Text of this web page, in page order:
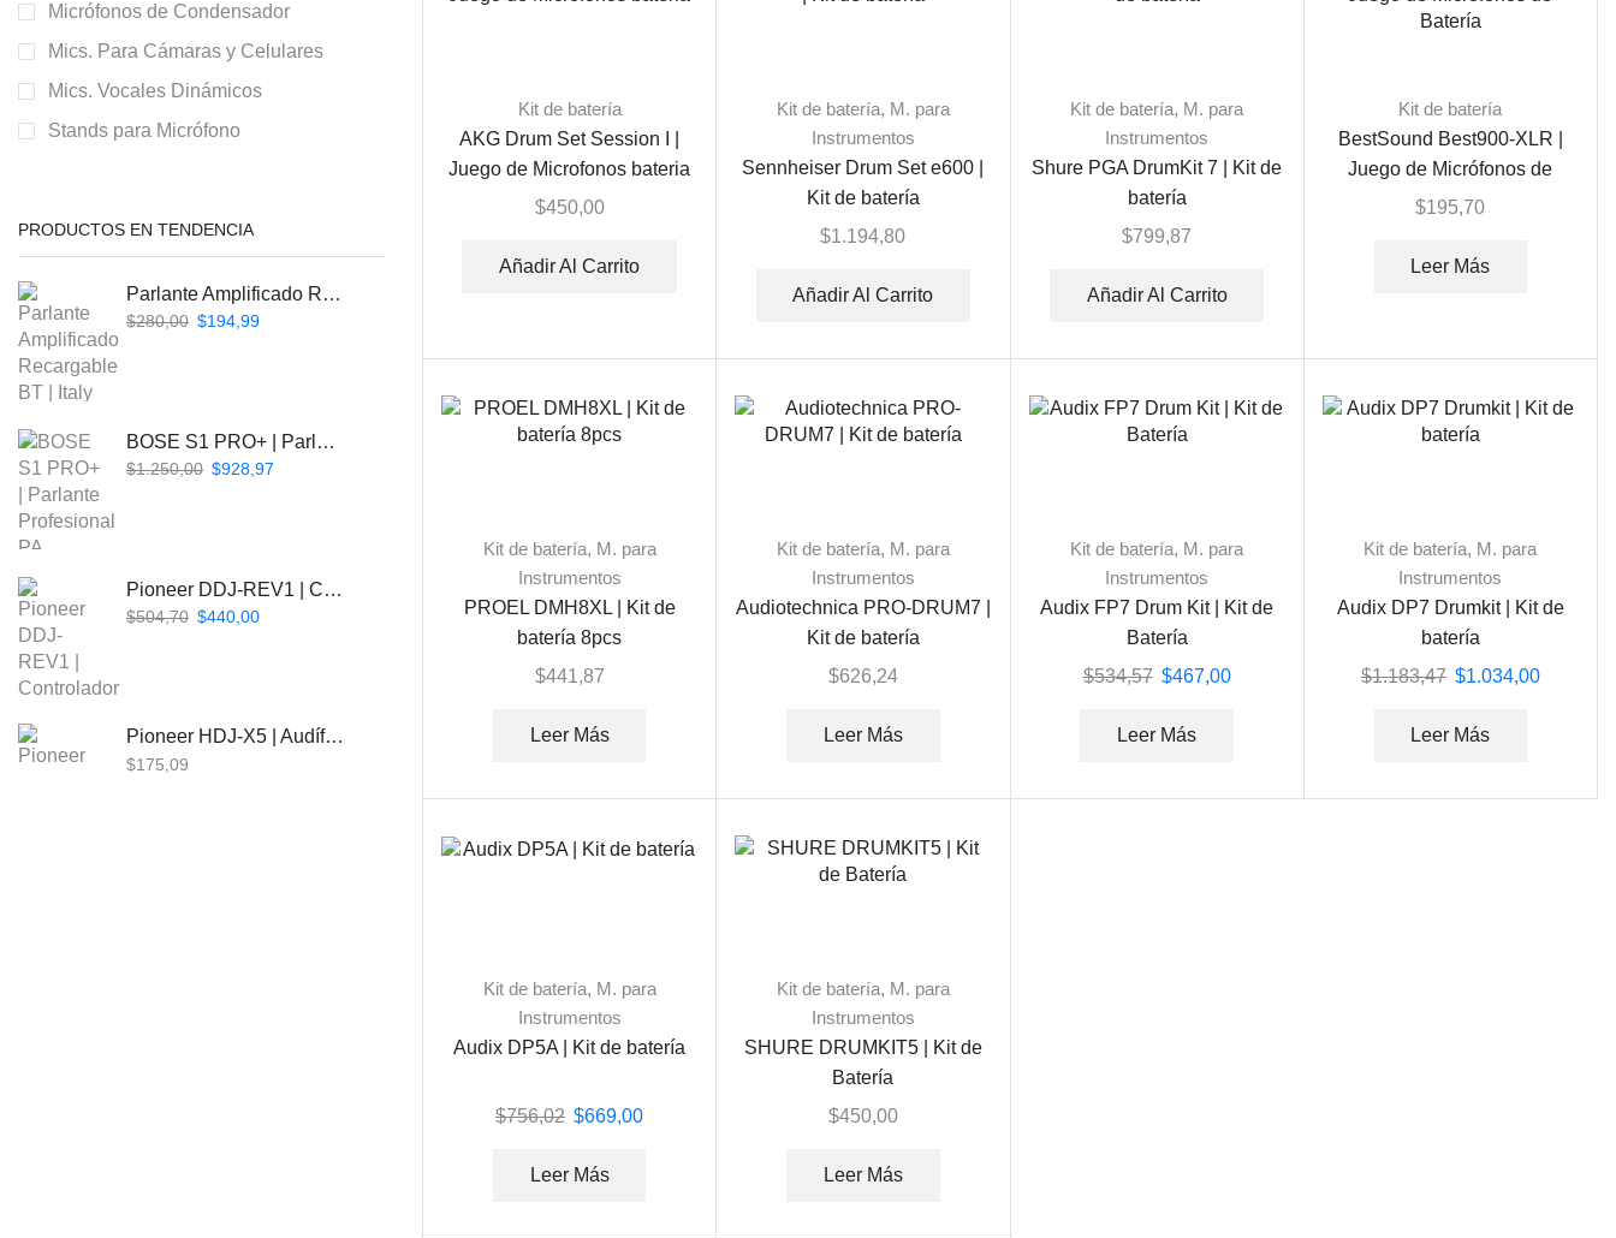
Kit de batería
AKG Drum Set Session I |
Juego de Microfonos bateria
$450,00
Añadir Al Carrito
Kit de batería, M. para
Instrumentos
Sennheiser Drum Set e600 |
Kit de batería
$1.194,80
Añadir Al Carrito
Kit de batería, M. para
Instrumentos
Shure PGA DrumKit 7 | Kit de
batería
$799,87
Añadir Al Carrito
Kit de batería
BestSound Best900-XLR |
Juego de Micrófonos de
Batería
$195,70
Leer Más
Kit de batería, M. para
Instrumentos
PROEL DMH8XL | Kit de
batería 8pcs
$441,87
Leer Más
Kit de batería, M. para
Instrumentos
Audiotechnica PRO-DRUM7 |
Kit de batería
$626,24
Leer Más
Kit de batería, M. para
Instrumentos
Audix FP7 Drum Kit | Kit de
Batería
$534,57 $467,00
Leer Más
Kit de batería, M. para
Instrumentos
Audix DP7 Drumkit | Kit de
batería
$1.183,47 $1.034,00
Leer Más
Kit de batería, M. para
Instrumentos
Audix DP5A | Kit de batería
$756,02 $669,00
Leer Más
Kit de batería, M. para
Instrumentos
SHURE DRUMKIT5 | Kit de
Batería
$450,00
Leer Más
Micrófonos de Condensador
Mics. Para Cámaras y Celulares
Mics. Vocales Dinámicos
Stands para Micrófono
PRODUCTOS EN TENDENCIA
Parlante Amplificado Recargable BT | Italy Audio ITL-PRO11
$280,00 $194,99
BOSE S1 PRO+ | Parlante Profesional PA Inalámbrico
$1.250,00 $928,97
Pioneer DDJ-REV1 | Controlador DJ de 2 canales estilo Scratch
$504,70 $440,00
Pioneer HDJ-X5 | Audífonos para DJ
$175,09